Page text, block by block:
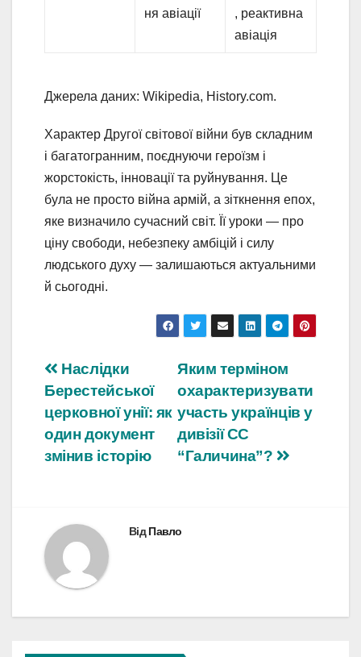
ня авіації
, реактивна
авіація
Джерела даних: Wikipedia, History.com.
Характер Другої світової війни був складним
і багатогранним, поєднуючи героїзм і
жорстокість, інновації та руйнування. Це
була не просто війна армій, а зіткнення епох,
яке визначило сучасний світ. Її уроки — про
ціну свободи, небезпеку амбіцій і силу
людського духу — залишаються актуальними
й сьогодні.
Навігація
записів
Яким терміном
охарактеризувати
участь українців у
дивізії СС
“Галичина”?
Наслідки
Берестейської
церковної унії: як
один документ
змінив історію
ВідПавло